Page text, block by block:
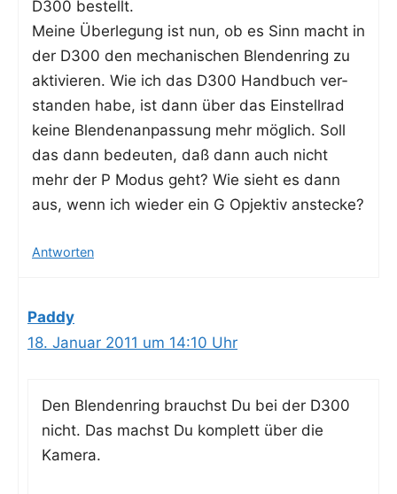
D300 bestellt.
Mei­ne Über­le­gung ist nun, ob es Sinn macht in
der D300 den mecha­ni­schen Blen­den­ring zu
akti­vie­ren. Wie ich das D300 Hand­buch ver­
stan­den habe, ist dann über das Ein­stell­rad
kei­ne Blen­den­an­pas­sung mehr mög­lich. Soll
das dann bedeu­ten, daß dann auch nicht
mehr der P Modus geht? Wie sieht es dann
aus, wenn ich wie­der ein G Opjek­tiv anstecke?
Antworten
Paddy
18. Januar 2011 um 14:10 Uhr
Den Blen­den­ring brauchst Du bei der D300
nicht. Das machst Du kom­plett über die
Kamera.